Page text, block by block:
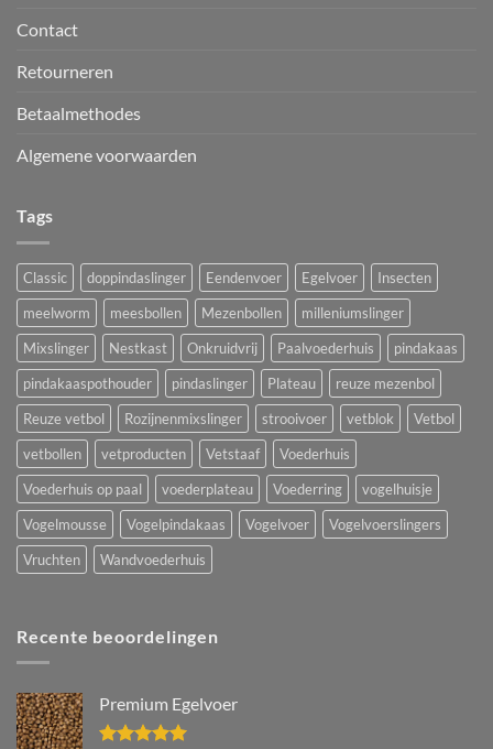
Contact
Retourneren
Betaalmethodes
Algemene voorwaarden
Tags
Classic doppindaslinger Eendenvoer Egelvoer
Insecten
meelworm
meesbollen Mezenbollen
milleniumslinger
Mixslinger
Nestkast Onkruidvrij Paalvoederhuis
pindakaas
pindakaaspothouder
pindaslinger Plateau
reuze mezenbol
Reuze vetbol
Rozijnenmixslinger strooivoer vetblok
Vetbol
vetbollen
vetproducten Vetstaaf
Voederhuis
Voederhuis op paal
voederplateau Voederring
vogelhuisje
Vogelmousse
Vogelpindakaas Vogelvoer
Vogelvoerslingers
Vruchten
Wandvoederhuis
Recente beoordelingen
Premium Egelvoer